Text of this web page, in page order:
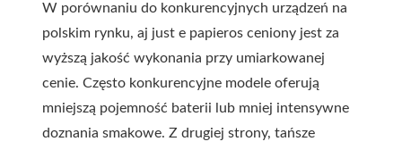
W porównaniu do konkurencyjnych urządzeń na
polskim rynku, aj just e papieros ceniony jest za
wyższą jakość wykonania przy umiarkowanej
cenie. Często konkurencyjne modele oferują
mniejszą pojemność baterii lub mniej intensywne
doznania smakowe. Z drugiej strony, tańsze